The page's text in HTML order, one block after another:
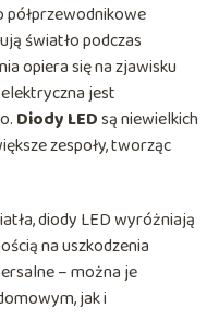
półprzewodnikowe
światło podczas
opiera się na zjawisku
jest
Diody LEDsą niewielkich
zespoły, tworząc
diody LED wyróżniają
na uszkodzenia
– można je
jak i